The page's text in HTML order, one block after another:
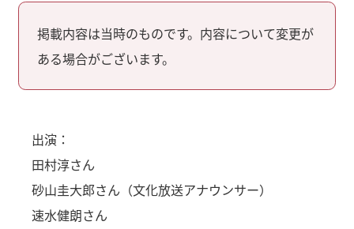
掲載内容は当時のものです。内容について変更が
ある場合がございます。
出演：
田村淳さん
砂山圭大郎さん（文化放送アナウンサー）
速水健朗さん